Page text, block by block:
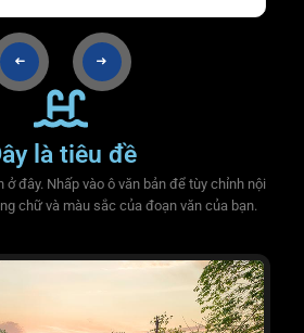
là tiêu đề
đây. Nhấp vào ô văn bản để tùy chỉnh nội
chữ và màu sắc của đoạn văn của bạn.